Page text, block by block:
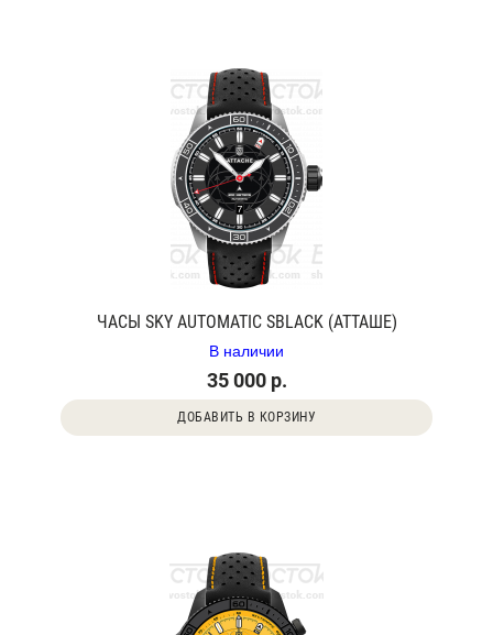
ЧАСЫ SKY AUTOMATIC SBLACK (АТТАШЕ)
В наличии
35 000 р.
ДОБАВИТЬ В КОРЗИНУ